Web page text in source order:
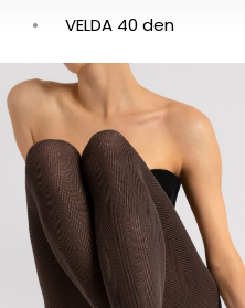
VELDA 40 den